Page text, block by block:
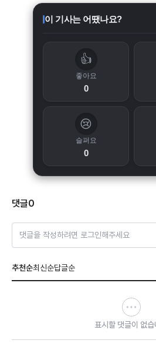
이 기사는 어땠나요?
👍
좋아요
0
😢
슬퍼요
0
댓글0
댓글을 작성하려면 로그인해주세요
추천순최신순답글순
표시할 댓글이 없